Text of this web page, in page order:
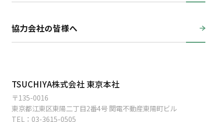
TSUCHIYA株式会社 東京本社
〒135-0016
東京都江東区東陽二丁目2番4号 関電不動産東陽町ビル
TEL： 03-3615-0505
協力会社の皆様へ